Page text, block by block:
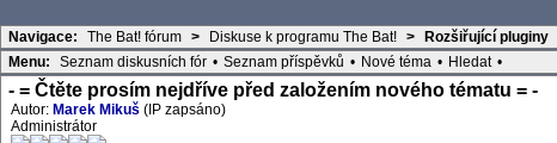
Navigace:
The Bat! fórum > Diskuse k programu The Bat! >
Rozšiřující pluginy
Menu: Seznam diskusních fór • Seznam příspěvků • Nové téma • Hledat •
- = Čtěte prosím nejdříve před založením nového tématu = -
Autor: Marek Mikuš (IP zapsáno)
Administrátor